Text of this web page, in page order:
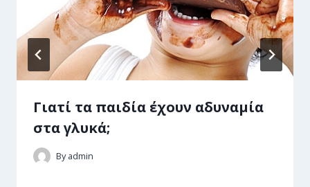
Γιατί τα παιδία έχουν αδυναμία
στα γλυκά;
By admin